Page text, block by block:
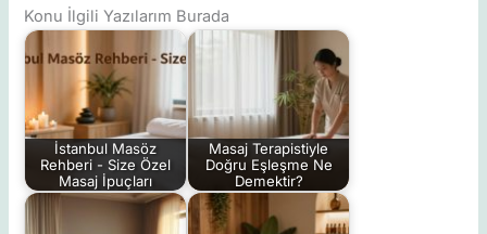
Konu İlgili Yazılarım Burada
İstanbul Masöz
Rehberi - Size Özel
Masaj İpuçları
Masaj Terapistiyle
Doğru Eşleşme Ne
Demektir?